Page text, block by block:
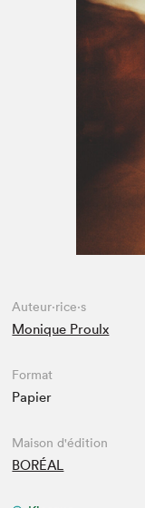
Espace médias
Auteur·rice·s
Monique Proulx
Format
Papier
Maison d'édition
BORÉAL